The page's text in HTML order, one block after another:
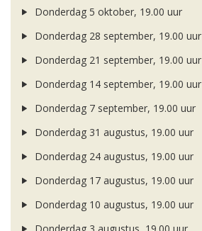
Donderdag 5 oktober, 19.00 uur
Donderdag 28 september, 19.00 uur
Donderdag 21 september, 19.00 uur
Donderdag 14 september, 19.00 uur
Donderdag 7 september, 19.00 uur
Donderdag 31 augustus, 19.00 uur
Donderdag 24 augustus, 19.00 uur
Donderdag 17 augustus, 19.00 uur
Donderdag 10 augustus, 19.00 uur